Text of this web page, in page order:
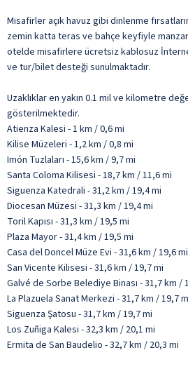
Misafirler açık havuz gibi dinlenme
zemin katta teras ve bahçe keyfiyle
otelde misafirlere ücretsiz kablosuz
ve tur/bilet desteği sunulmaktadır.
Uzaklıklar en yakın 0.1 mil ve kilometre
gösterilmektedir.
Atienza Kalesi - 1 km / 0,6 mi
Kilise Müzeleri - 1,2 km / 0,8 mi
Imón Tuzlaları - 15,6 km / 9,7 mi
Santa Coloma Kilisesi - 18,7 km / 11,6 mi
Siguenza Katedrali - 31,2 km / 19,4 mi
Diocesan Müzesi - 31,3 km / 19,4 mi
Toril Kapısı - 31,3 km / 19,5 mi
Plaza Mayor - 31,4 km / 19,5 mi
Casa del Doncel Müze Evi - 31,6 km / 19,6 mi
San Vicente Kilisesi - 31,6 km / 19,7 mi
Galvé de Sorbe Belediye Binası - 31,7 km /
La Plazuela Sanat Merkezi - 31,7 km / 19,7
Siguenza Şatosu - 31,7 km / 19,7 mi
Los Zuñiga Kalesi - 32,3 km / 20,1 mi
Ermita de San Baudelio - 32,7 km / 20,3 mi